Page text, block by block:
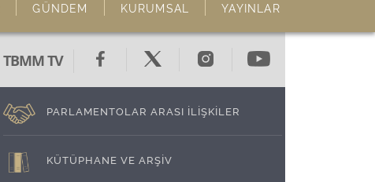
GÜNDEM KURUMSAL YAYINLAR
TBMM TV
PARLAMENTOLAR ARASI İLİŞKİLER
KÜTÜPHANE VE ARŞİV